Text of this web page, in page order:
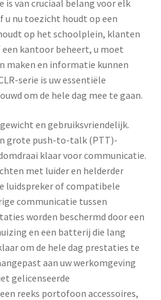
is van cruciaal belang voor elk
u nu toezicht houdt op een
op het schoolplein, klanten
kantoor beheert, u moet
maken en informatie kunnen
serie is uw essentiële
om de hele dag mee te gaan.
en gebruiksvriendelijk.
grote push-to-talk (PTT)-
klaar voor communicatie.
met luider en helderder
luidspreker of compatibele
communicatie tussen
worden beschermd door een
en een batterij die lang
om de hele dag prestaties te
aan uw werkomgeving
gelicenseerde
reeks portofoon accessoires,